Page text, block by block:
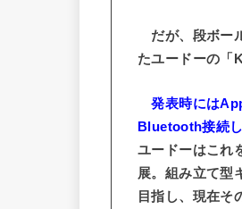
だが、段ボー
たユードーの「
発表時には
Bluetooth接続
ユードーはこれ
展。組み立て型
目指し、現在そ